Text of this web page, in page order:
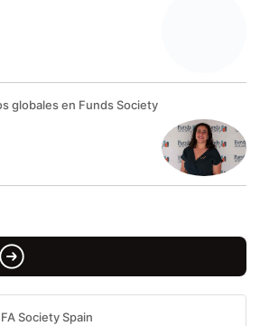
globales en Funds Society
Society Spain